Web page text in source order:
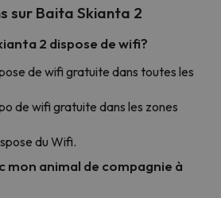
sur Baita Skianta 2
2 dispose de wifi?
de wifi gratuite dans toutes les
de wifi gratuite dans les zones
du Wifi.
mon animal de compagnie à